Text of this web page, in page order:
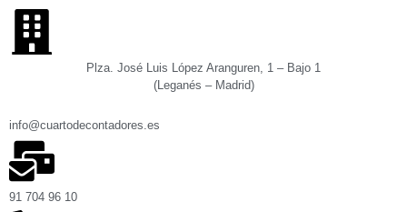
Plza. José Luis López Aranguren, 1 – Bajo 1
(Leganés – Madrid)
info@cuartodecontadores.es
91 704 96 10